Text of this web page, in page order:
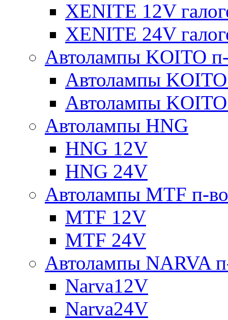
XENITE 12V
XENITE 24V
Автолампы KOITO
Автолампы
Автолампы
Автолампы HNG
HNG 12V
HNG 24V
Автолампы MTF п-
MTF 12V
MTF 24V
Автолампы NARVA
Narva12V
Narva24V